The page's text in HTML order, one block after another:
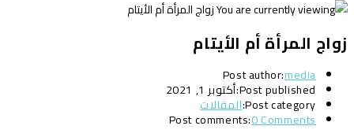
زواج المرأة أم الأيتام
Post author:media
Post published:أكتوبر 1, 2021
Post category:المقالات
Post comments:0 Comments